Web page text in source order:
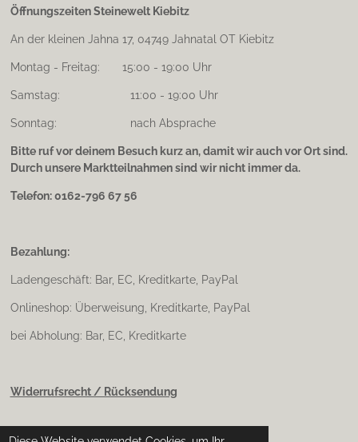
Öffnungszeiten Steinewelt Kiebitz
An der kleinen Jahna 17, 04749 Jahnatal OT Kiebitz
Montag - Freitag: 15:00 - 19:00 Uhr
Samstag: 11:00 - 19:00 Uhr
Sonntag: nach Absprache
Bitte ruf vor deinem Besuch kurz an, damit wir auch vor Ort sind.
Durch unsere Marktteilnahmen sind wir nicht immer da.
Telefon: 0162-796 67 56
Bezahlung:
Ladengeschäft: Bar, EC, Kreditkarte, PayPal
Onlineshop: Überweisung, Kreditkarte, PayPal
bei Abholung: Bar, EC, Kreditkarte
Widerrufsrecht / Rücksendung